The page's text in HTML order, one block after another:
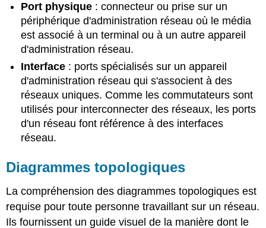
Port physique : connecteur ou prise sur un
périphérique d'administration réseau où le média
est associé à un terminal ou à un autre appareil
d'administration réseau.
Interface : ports spécialisés sur un appareil
d'administration réseau qui s'associent à des
réseaux uniques. Comme les commutateurs sont
utilisés pour interconnecter des réseaux, les ports
d'un réseau font référence à des interfaces
réseau.
Diagrammes topologiques
La compréhension des diagrammes topologiques est
requise pour toute personne travaillant sur un réseau.
Ils fournissent un guide visuel de la manière dont le